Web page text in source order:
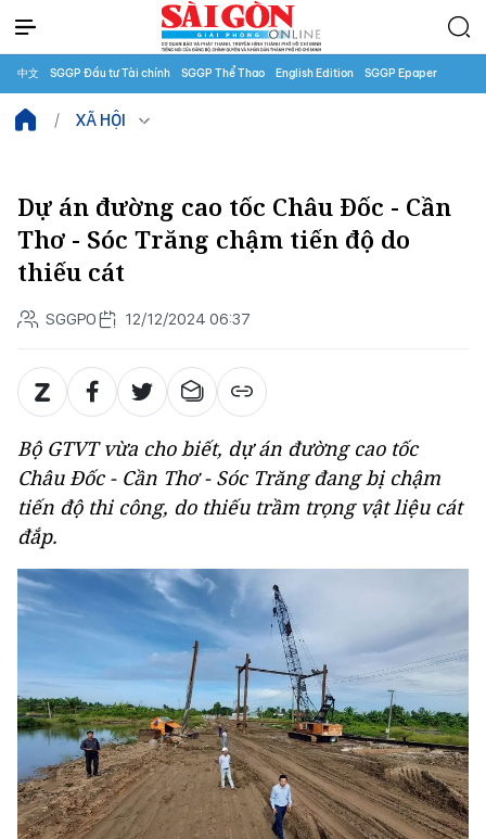
中文 SGGP Đầu tư Tài chính SGGP Thể Thao English Edition SGGP Epaper
XÃ HỘI
Dự án đường cao tốc Châu Đốc - Cần
Thơ - Sóc Trăng chậm tiến độ do
thiếu cát
SGGPO 12/12/2024 06:37
Bộ GTVT vừa cho biết, dự án đường cao tốc
Châu Đốc - Cần Thơ - Sóc Trăng đang bị chậm
tiến độ thi công, do thiếu trầm trọng vật liệu cát
đắp.